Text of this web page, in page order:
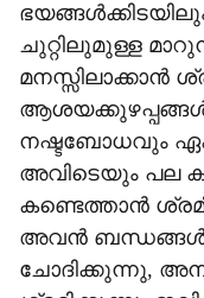
ചുറ്റിലുമുള്ള
മനസ്സിലാക്കാന്‍
നഷ്ടബോധവും
അവിടെയും പല
കണ്ടെത്താന്‍
അവന്‍ ബന്ധങ്ങള്‍
ചോദിക്കുന്നു,